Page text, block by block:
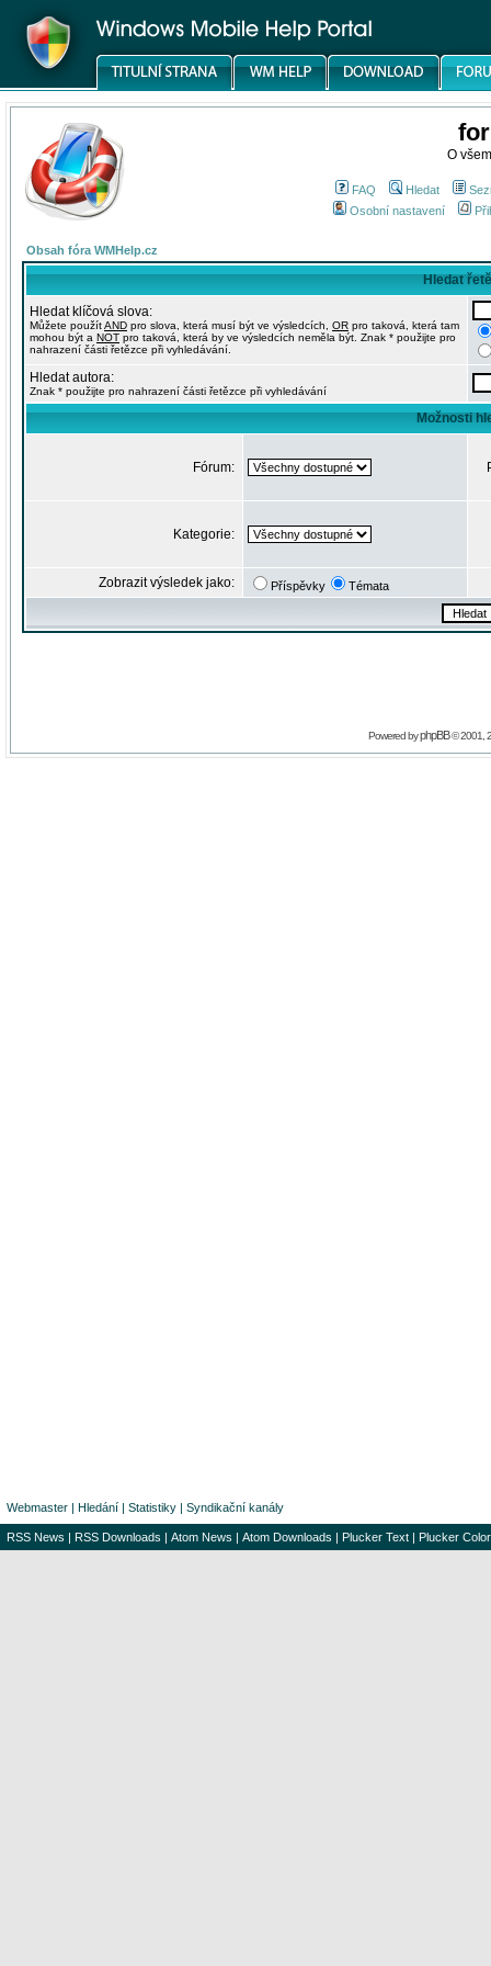
O
FAQ Hledat
Osobní nastavení
Obsah fóra WMHelp.cz
Hledat
Hledat klíčová slova:
Můžete použítAND pro slova, která musí být ve výsledcích, OR pro taková, která tam
mohou být a NOT pro taková, která by ve výsledcích neměla být. Znak * použijte pro
nahrazení části řetězce při vyhledávání.
Hledat autora:
Znak * použijte pro nahrazení části řetězce při vyhledávání
Možnosti
Fórum:
Kategorie:
Zobrazit výsledek jako: Příspěvky Témata
Powered byphpBB© 2001,
Webmaster | Hledání | Statistiky | Syndikační kanály
RSS News | RSS Downloads | Atom News | Atom Downloads | Plucker Text | Plucker Color